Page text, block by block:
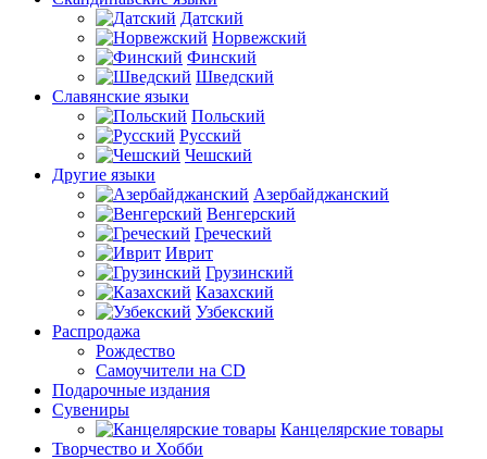
Датский
Норвежский
Финский
Шведский
Славянские языки
Польский
Русский
Чешский
Другие языки
Азербайджанский
Венгерский
Греческий
Иврит
Грузинский
Казахский
Узбекский
Распродажа
Рождество
Самоучители на CD
Подарочные издания
Сувениры
Канцелярские товары
Творчество и Хобби